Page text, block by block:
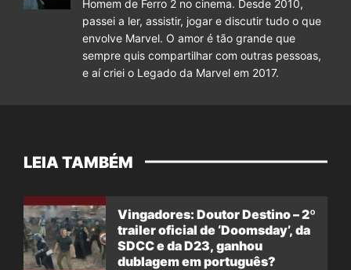
Homem de Ferro 2 no cinema. Desde 2010,
passei a ler, assistir, jogar e discutir tudo o que
envolve Marvel. O amor é tão grande que
sempre quis compartilhar com outras pessoas,
e aí criei o Legado da Marvel em 2017.
LEIA TAMBÉM
Vingadores: Doutor Destino – 2º
trailer oficial de ‘Doomsday’, da
SDCC e da D23, ganhou
dublagem em português?